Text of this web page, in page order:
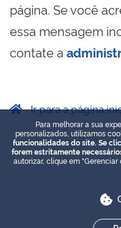
página. Se você
essa mensagem
contate a
Ir para a página
Para melhorar a sua
personalizados, utilizamos
funcionalidades do site. Se
forem estritamente
autorizar, clique em "Gerenciar